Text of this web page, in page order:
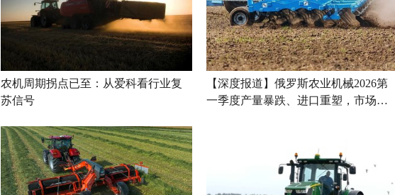
农机周期拐点已至：从爱科看行业复
苏信号
【深度报道】俄罗斯农业机械2026第
一季度产量暴跌、进口重塑，市场触